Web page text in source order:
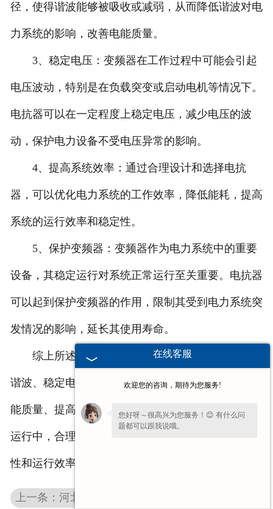
径，使得谐波能够被吸收或减弱，从而降低谐波对电
力系统的影响，改善电能质量。
3、稳定电压：变频器在工作过程中可能会引起
电压波动，特别是在负载突变或启动电机等情况下。
电抗器可以在一定程度上稳定电压，减少电压的波
动，保护电力设备不受电压异常的影响。
4、提高系统效率：通过合理设计和选择电抗
器，可以优化电力系统的工作效率，降低能耗，提高
系统的运行效率和稳定性。
5、保护变频器：变频器作为电力系统中的重要
设备，其稳定运行对系统正常运行至关重要。电抗器
可以起到保护变频器的作用，限制其受到电力系统突
发情况的影响，延长其使用寿命。
综上所述，变频器用电抗器通过限制电流、降低
谐波、稳定电压等方式，起到保护电力设备、改善电
能质量、提高系统稳定性的作用。在电力系统设计和
运行中，合理配置和使用电抗器可以提高系统的可靠
性和运行效率。
上一条：河北变频制动电阻柜
在线客服
欢迎您的咨询，期待为您服务!
您好呀～很高兴为您服务！😊 有什么问
题都可以跟我说哦。